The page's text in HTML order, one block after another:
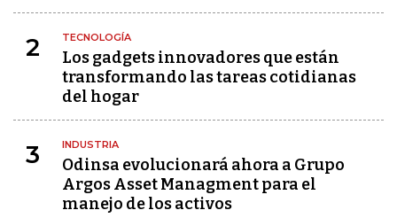
2 TECNOLOGÍA
Los gadgets innovadores que están
transformando las tareas cotidianas
del hogar
3 INDUSTRIA
Odinsa evolucionará ahora a Grupo
Argos Asset Managment para el
manejo de los activos